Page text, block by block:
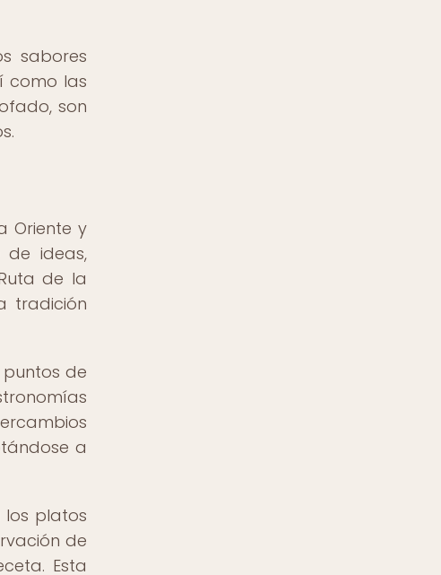
sabores
como las
son
Oriente y
de ideas,
de la
tradición
de
a
los platos
de
Esta